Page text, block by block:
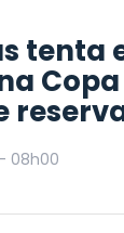
tenta
08h00